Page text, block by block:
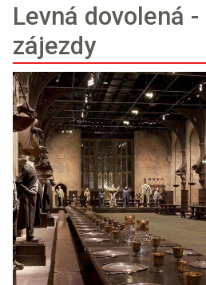
Levná dovolená
zájezdy